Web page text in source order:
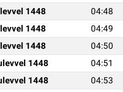
1448 04:48
1448 04:49
1448 04:50
1448 04:51
1448 04:53